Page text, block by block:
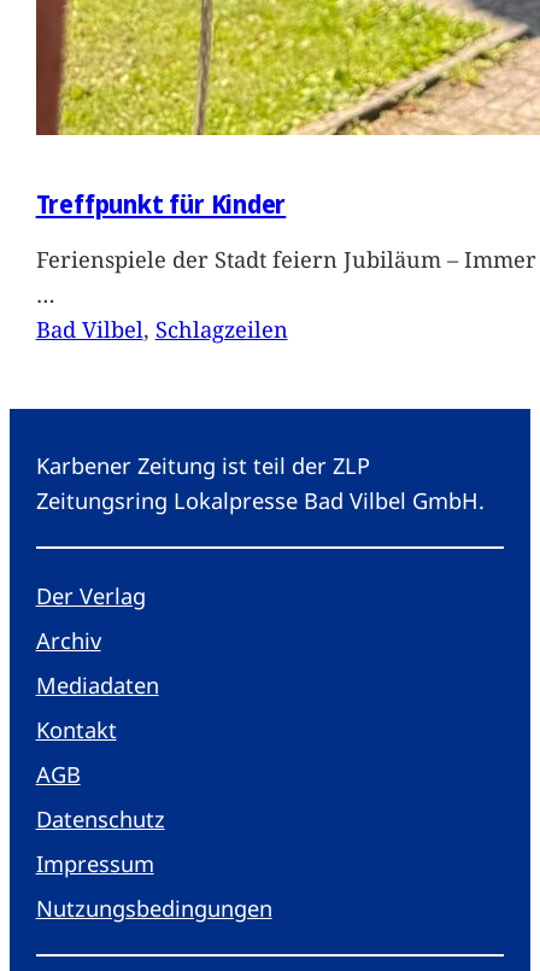
Treffpunkt für Kinder
Ferienspiele der Stadt feiern Jubiläum –
…
Bad Vilbel, Schlagzeilen
Karbener Zeitung ist teil der ZLP
Zeitungsring Lokalpresse Bad Vilbel GmbH.
Der Verlag
Archiv
Mediadaten
Kontakt
AGB
Datenschutz
Impressum
Nutzungsbedingungen